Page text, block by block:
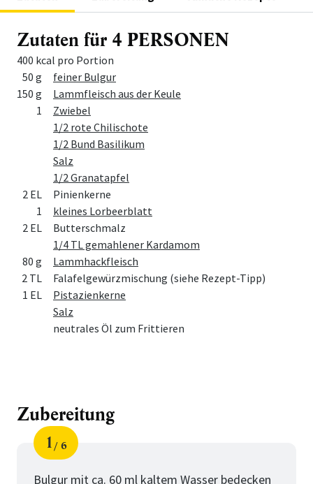
Zutaten für 4 PERSONEN
400 kcal pro Portion
Menge
Zutat
50 g
feiner Bulgur
150 g
Lammfleisch aus der Keule
1
Zwiebel
1/2 rote Chilischote
1/2 Bund Basilikum
Salz
1/2 Granatapfel
2 EL
Pinienkerne
1
kleines Lorbeerblatt
2 EL
Butterschmalz
1/4 TL gemahlener Kardamom
80 g
Lammhackfleisch
2 TL
Falafelgewürzmischung (siehe Rezept-Tipp)
1 EL
Pistazienkerne
Salz
neutrales Öl zum Frittieren
Zubereitung
Schritt
1
von
6
Bulgur mit ca. 60 ml kaltem Wasser bedecken